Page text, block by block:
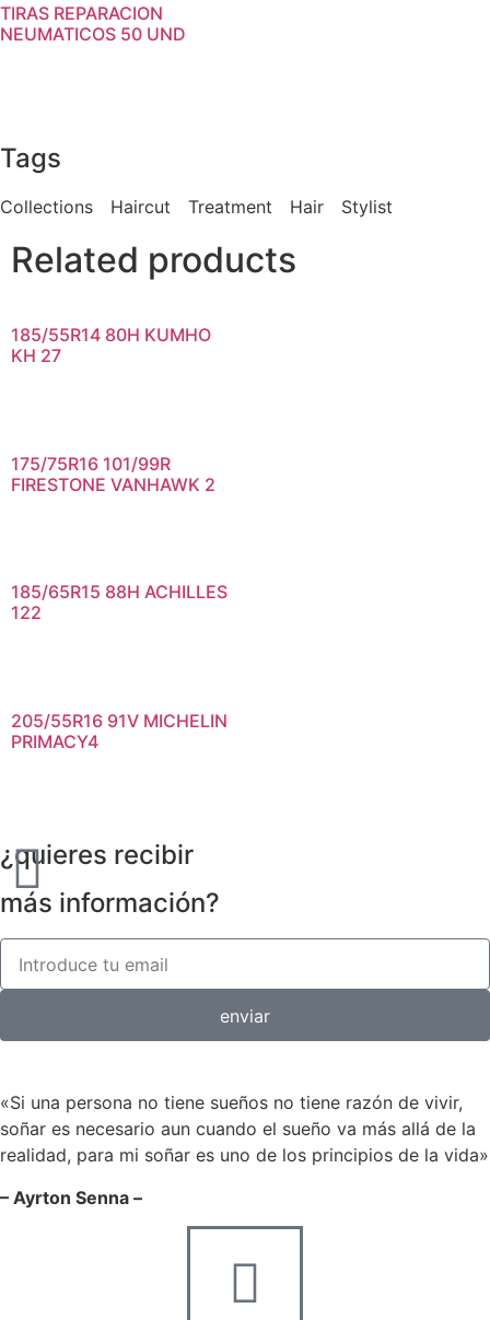
TIRAS REPARACION
NEUMATICOS 50 UND
Tags
Collections Haircut Treatment Hair Stylist
Related products
185/55R14 80H KUMHO
KH 27
175/75R16 101/99R
FIRESTONE VANHAWK 2
185/65R15 88H ACHILLES
122
205/55R16 91V MICHELIN
PRIMACY4
¿quieres recibir
más información?
enviar
«Si una persona no tiene sueños no tiene razón de vivir,
soñar es necesario aun cuando el sueño va más allá de la
realidad, para mi soñar es uno de los principios de la vida»
– Ayrton Senna –